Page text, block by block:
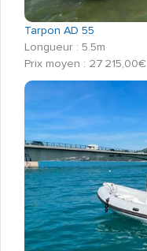
Tarpon AD 55
Longueur : 5.5m
Prix moyen : 27 215,00€